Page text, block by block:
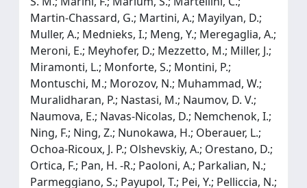
Martin-Chassard, G.; Martini, A.; Mayilyan, D.;
Muller, A.; Mednieks, I.; Meng, Y.; Meregaglia, A.;
Meroni, E.; Meyhofer, D.; Mezzetto, M.; Miller, J.;
Miramonti, L.; Monforte, S.; Montini, P.;
Montuschi, M.; Morozov, N.; Muhammad, W.;
Muralidharan, P.; Nastasi, M.; Naumov, D. V.;
Naumova, E.; Navas-Nicolas, D.; Nemchenok, I.;
Ning, F.; Ning, Z.; Nunokawa, H.; Oberauer, L.;
Ochoa-Ricoux, J. P.; Olshevskiy, A.; Orestano, D.;
Ortica, F.; Pan, H. -R.; Paoloni, A.; Parkalian, N.;
Parmeggiano, S.; Payupol, T.; Pei, Y.; Pelliccia, N.;